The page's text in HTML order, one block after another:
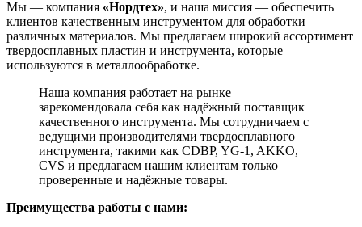
Мы — компания «Нордтех», и наша миссия — обеспечить
клиентов качественным инструментом для обработки
различных материалов. Мы предлагаем широкий ассортимент
твердосплавных пластин и инструмента, которые
используются в металлообработке.
Наша компания работает на рынке
зарекомендовала себя как надёжный поставщик
качественного инструмента. Мы сотрудничаем с
ведущими производителями твердосплавного
инструмента, такими как CDBP, YG-1, AKKO,
CVS и предлагаем нашим клиентам только
проверенные и надёжные товары.
Преимущества работы с нами: